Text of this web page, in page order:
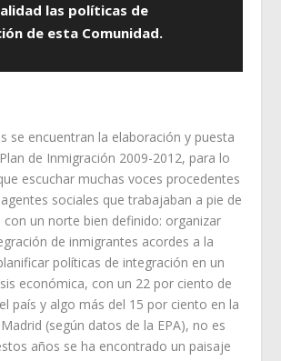
las políticas de
de esta Comunidad.
se encuentran la elaboración y puesta
de Inmigración 2009-2012, para lo
escuchar muchas voces procedentes
sociales que trabajaban a pie de
con un norte bien definido: organizar
de inmigrantes acordes a la
políticas de integración en un
económica, con un 22 por ciento de
país y algo más del 15 por ciento en la
(según datos de la EPA), no es
años se ha encontrado un paisaje